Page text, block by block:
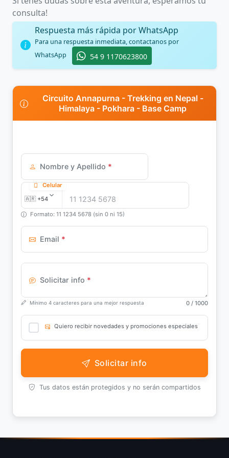
consulta!
Respuesta más rápida por WhatsApp
Para una respuesta inmediata, contactanos por
WhatsApp
54 9 1170623800
Circuito Annapurna - Trekking en Nepal -
Himalaya - Pokhara - Base Camp
Nombre y Apellido *
Celular
Formato: 11 1234 5678 (sin 0 ni 15)
Email *
Solicitar info *
Mínimo 4 caracteres para una mejor respuesta 0 / 1000
Quiero recibir novedades y promociones especiales
Solicitar info
Tus datos están protegidos y no serán compartidos